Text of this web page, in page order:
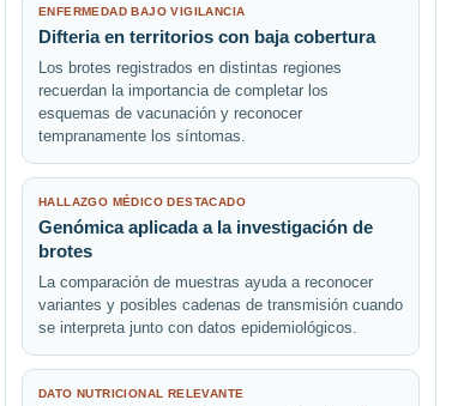
ENFERMEDAD BAJO VIGILANCIA
Difteria en territorios con baja cobertura
Los brotes registrados en distintas regiones
recuerdan la importancia de completar los
esquemas de vacunación y reconocer
tempranamente los síntomas.
HALLAZGO MÉDICO DESTACADO
Genómica aplicada a la investigación de
brotes
La comparación de muestras ayuda a reconocer
variantes y posibles cadenas de transmisión cuando
se interpreta junto con datos epidemiológicos.
DATO NUTRICIONAL RELEVANTE